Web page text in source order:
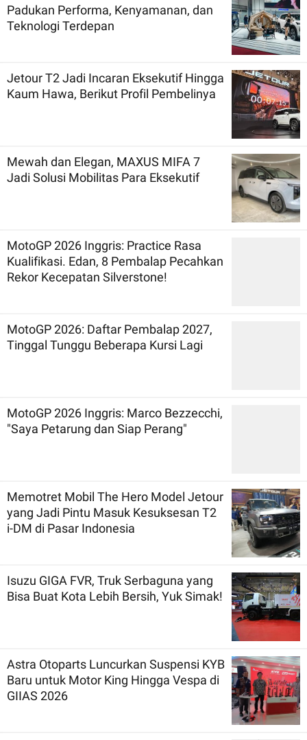
Padukan Performa, Kenyamanan, dan
Teknologi Terdepan
Jetour T2 Jadi Incaran Eksekutif Hingga
Kaum Hawa, Berikut Profil Pembelinya
Mewah dan Elegan, MAXUS MIFA 7
Jadi Solusi Mobilitas Para Eksekutif
MotoGP 2026 Inggris: Practice Rasa
Kualifikasi. Edan, 8 Pembalap Pecahkan
Rekor Kecepatan Silverstone!
MotoGP 2026: Daftar Pembalap 2027,
Tinggal Tunggu Beberapa Kursi Lagi
MotoGP 2026 Inggris: Marco Bezzecchi,
"Saya Petarung dan Siap Perang"
Memotret Mobil The Hero Model Jetour
yang Jadi Pintu Masuk Kesuksesan T2
i-DM di Pasar Indonesia
Isuzu GIGA FVR, Truk Serbaguna yang
Bisa Buat Kota Lebih Bersih, Yuk Simak!
Astra Otoparts Luncurkan Suspensi KYB
Baru untuk Motor King Hingga Vespa di
GIIAS 2026